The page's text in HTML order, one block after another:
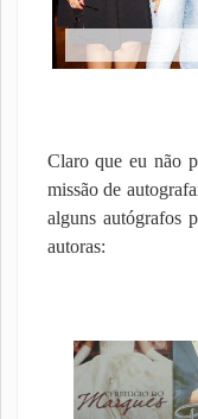
Claro que eu não
missão de
alguns autógrafos
autoras: